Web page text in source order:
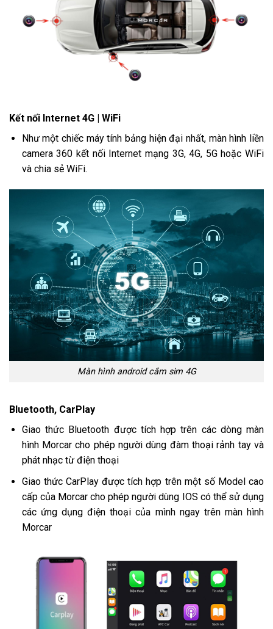
Kết nối Internet 4G | WiFi
Như một chiếc máy tính bảng hiện đại nhất, màn hình liền
camera 360 kết nối Internet mạng 3G, 4G, 5G hoặc WiFi
và chia sẻ WiFi.
Màn hình android cắm sim 4G
Bluetooth, CarPlay
Giao thức Bluetooth được tích hợp trên các dòng màn
hình Morcar cho phép người dùng đàm thoại rảnh tay và
phát nhạc từ điện thoại
Giao thức CarPlay được tích hợp trên một số Model cao
cấp của Morcar cho phép người dùng IOS có thể sử dụng
các ứng dụng điện thoại của mình ngay trên màn hình
Morcar